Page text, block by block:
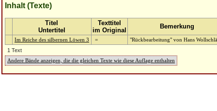
Inhalt (Texte)
Titel
Untertitel
Texttitel
im Original
Bemerkung
Im Reiche des silbernen Löwen 3 = "Rückbearbeitung" von Hans
1 Text
Andere Bände anzeigen, die die gleichen Texte wie diese Auflage enthalten